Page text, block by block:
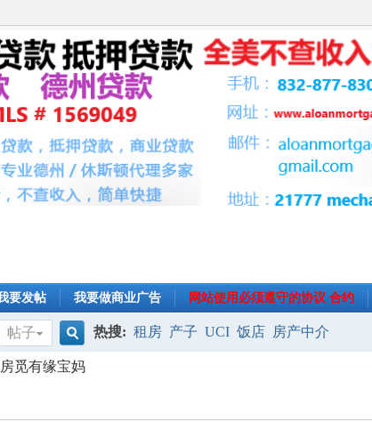
要发帖 我要做商业广告 网站使用必须遵守的协议 合约
帖子
搜
热搜: 租房 产子 UCI 饭店 房产中介
觅有缘宝妈